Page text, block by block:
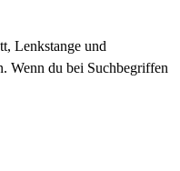
Lenkstange und
Wenn du bei Suchbegriffen